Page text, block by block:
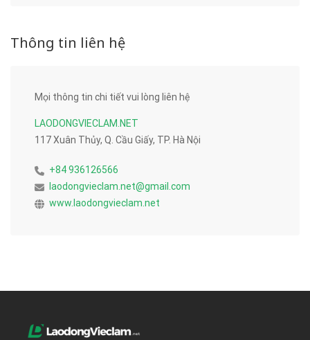
Thông tin liên hệ
Mọi thông tin chi tiết vui lòng liên hệ
LAODONGVIECLAM.NET
117 Xuân Thủy, Q. Cầu Giấy, TP. Hà Nội
+84 936126566
laodongvieclam.net@gmail.com
www.laodongvieclam.net